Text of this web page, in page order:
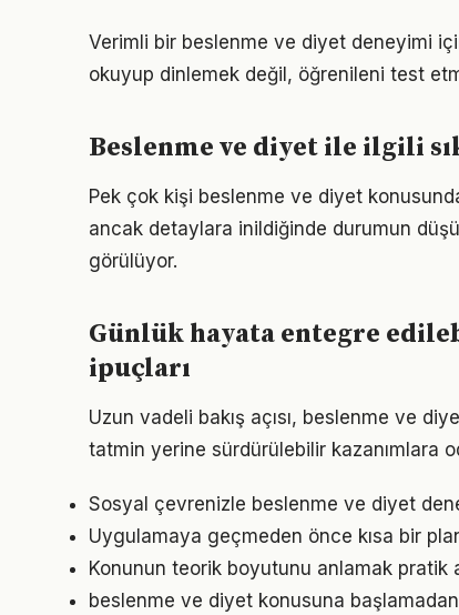
Verimli bir beslenme ve diyet deneyimi
okuyup dinlemek değil, öğrenileni test
Beslenme ve diyet ile ilgili
Pek çok kişi beslenme ve diyet
ancak detaylara inildiğinde durumun
görülüyor.
Günlük hayata entegre
ipuçları
Uzun vadeli bakış açısı, beslenme ve
tatmin yerine sürdürülebilir kazanımlara
Sosyal çevrenizle beslenme ve diyet
Uygulamaya geçmeden önce kısa bir
Konunun teorik boyutunu anlamak pratik
beslenme ve diyet konusuna